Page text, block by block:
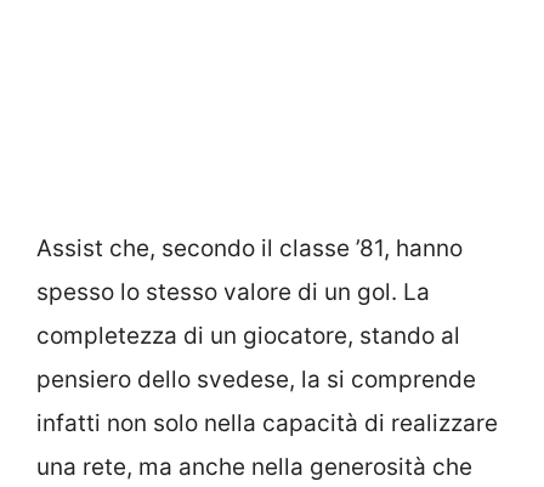
Assist che, secondo il classe ’81, hanno
spesso lo stesso valore di un gol. La
completezza di un giocatore, stando al
pensiero dello svedese, la si comprende
infatti non solo nella capacità di realizzare
una rete, ma anche nella generosità che